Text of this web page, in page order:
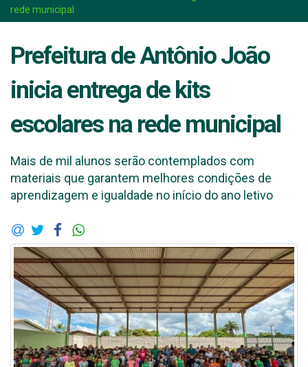
rede municipal
Prefeitura de Antônio João
inicia entrega de kits
escolares na rede municipal
Mais de mil alunos serão contemplados com
materiais que garantem melhores condições de
aprendizagem e igualdade no início do ano letivo